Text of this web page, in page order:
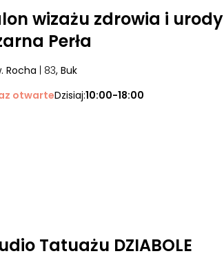
wizażu zdrowia i urody
Perła
Rocha | 83, Buk
otwarteDzisiaj:10:00-18:00
Tatuażu DZIABOLE